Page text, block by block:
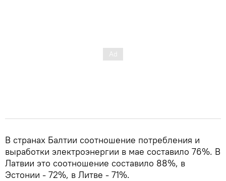
В странах Балтии соотношение потребления и
выработки электроэнергии в мае составило 76%. В
Латвии это соотношение составило 88%, в
Эстонии - 72%, в Литве - 71%.